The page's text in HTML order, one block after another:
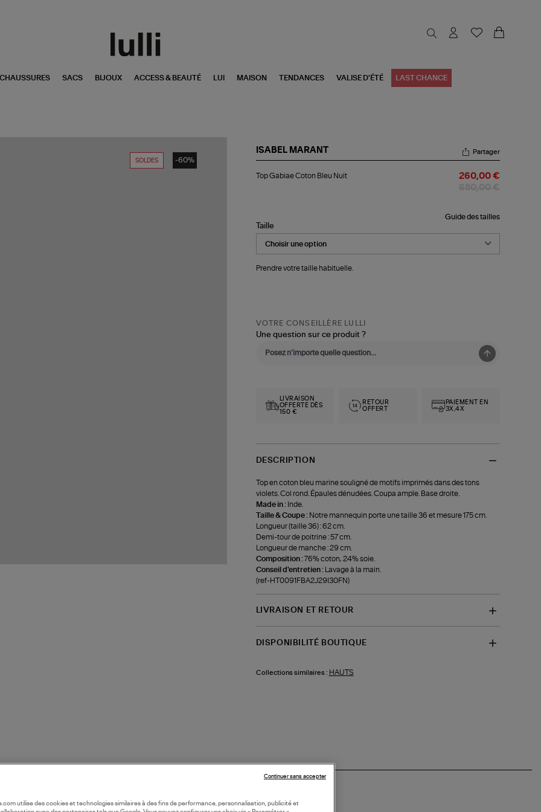
CHAUSSURES SACS BIJOUX ACCESS & BEAUTÉ LUI MAISON TENDANCES VALISE D'ÉTÉ LAST CHANCE
SOLDES -60%
ISABEL MARANT
Gabiae
Partager
Top Gabiae Coton Bleu Nuit 260,00 €
Guide des tailles
Taille
Prendre votre taille habituelle.
VOTRE CONSEILLÈRE LULLI
Une question sur ce produit ?
LIVRAISON
OFFERTE DÈS
150 €
RETOUR
OFFERT
PAIEMENT EN
3X,4X
DESCRIPTION
Top en coton bleu marine souligné de motifs imprimés dans des tons
violets. Col rond. Épaules dénudées. Coupa ample. Base droite.
Made in : Inde.
Taille & Coupe : Notre mannequin porte une taille 36 et mesure 175 cm.
Longueur (taille 36) : 62 cm.
Demi-tour de poitrine : 57 cm.
Longueur de manche : 29 cm.
Composition :76% coton, 24% soie.
Conseil d'entretien :
Lavage à la main.
(ref-HT0091FBA2J29I30FN)
LIVRAISON ET RETOUR
DISPONIBILITÉ BOUTIQUE
Collections similaires : HAUTS
utilise des cookies et technologies similaires à des fins de performance, personnalisation, publicité et
Continuer sans accepter